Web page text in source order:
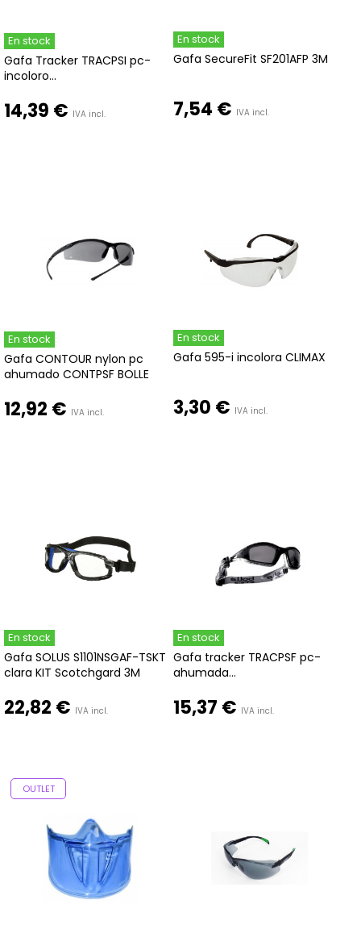
En stock
Gafa Tracker TRACPSI pc-
incoloro...
14,39 € IVA incl.
En stock
Gafa SecureFit SF201AFP 3M
7,54 € IVA incl.
En stock
Gafa CONTOUR nylon pc
ahumado CONTPSF BOLLE
12,92 € IVA incl.
En stock
Gafa 595-i incolora CLIMAX
3,30 € IVA incl.
En stock
Gafa SOLUS S1101NSGAF-TSKT
clara KIT Scotchgard 3M
22,82 € IVA incl.
En stock
Gafa tracker TRACPSF pc-
ahumada...
15,37 € IVA incl.
OUTLET